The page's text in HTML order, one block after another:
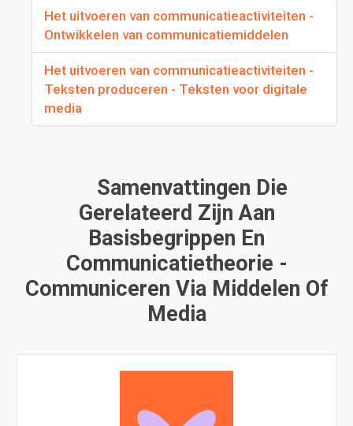
Het uitvoeren van communicatieactiviteiten -
Ontwikkelen van communicatiemiddelen
Het uitvoeren van communicatieactiviteiten -
Teksten produceren - Teksten voor digitale
media
Samenvattingen Die
Gerelateerd Zijn Aan
Basisbegrippen En
Communicatietheorie -
Communiceren Via Middelen Of
Media